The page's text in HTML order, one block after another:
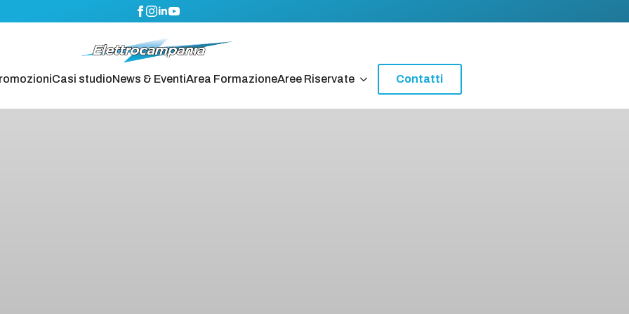
Casi studioNews & EventiArea FormazioneAree Riservate Contatti